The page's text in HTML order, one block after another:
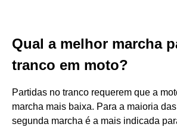
Qual a melhor marcha
tranco em moto?
Partidas no tranco requerem que a
marcha mais baixa. Para a maioria
segunda marcha é a mais indicada